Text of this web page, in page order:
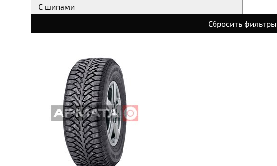
С шипами
Сбросить фильтры